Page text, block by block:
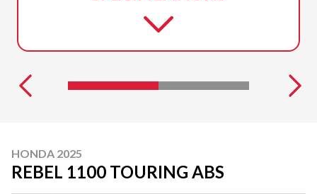
HONDA 2025
REBEL 1100 TOURING ABS